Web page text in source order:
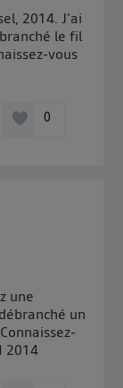
2014. J'ai
le fil
vous
0
une
un
2014